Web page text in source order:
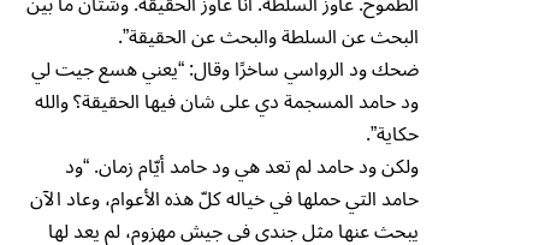
البحث عن السلطة والبحث عن الحقيقة”.
ضحك ود الرواسي ساخرًا وقال: “يعني هسع جيت لي
ود حامد المسجمة دي على شان فيها الحقيقة؟ والله
حكاية”.
ولكن ود حامد لم تعد هي ود حامد أيّام زمان. “ود
حامد التي حملها في خياله كلّ هذه الأعوام، وعاد الآن
يبحث عنها مثل جندي في جيش مهزوم، لم يعد لها